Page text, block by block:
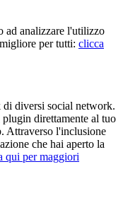
ad analizzare l'utilizzo
per tutti: clicca
diversi social network.
direttamente al tuo
Attraverso l'inclusione
che hai aperto la
qui per maggiori